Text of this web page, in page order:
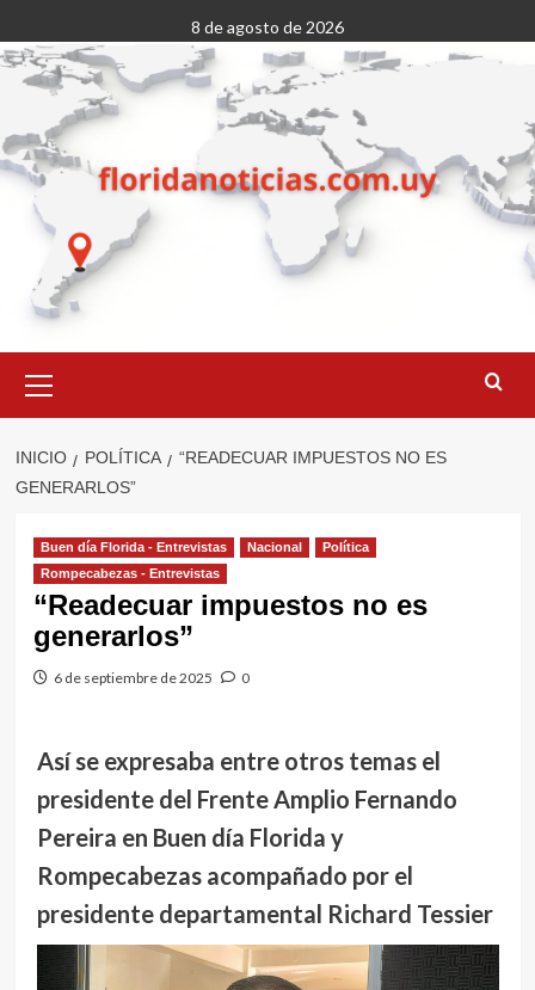
al
contenido
8 de agosto de 2026
primario
INICIO POLÍTICA
“READECUAR IMPUESTOS NO ES
GENERARLOS”
Buen día Florida - Entrevistas Nacional
Política
Rompecabezas - Entrevistas
“Readecuar impuestos no es
generarlos”
6 de septiembre de 2025 0
Así se expresaba entre otros temas el
presidente del Frente Amplio Fernando
Pereira en Buen día Florida y
Rompecabezas acompañado por el
presidente departamental Richard Tessier